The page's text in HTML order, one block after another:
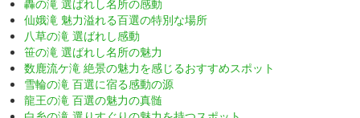
轟の滝 選ばれし名所の感動
仙娥滝 魅力溢れる百選の特別な場所
八草の滝 選ばれし感動
笹の滝 選ばれし名所の魅力
数鹿流ケ滝 絶景の魅力を感じるおすすめスポット
雪輪の滝 百選に宿る感動の源
龍王の滝 百選の魅力の真髄